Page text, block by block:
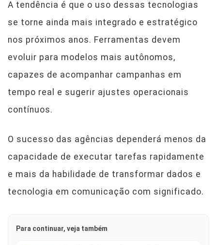
A tendência é que o uso dessas tecnologias
se torne ainda mais integrado e estratégico
nos próximos anos. Ferramentas devem
evoluir para modelos mais autônomos,
capazes de acompanhar campanhas em
tempo real e sugerir ajustes operacionais
contínuos.
O sucesso das agências dependerá menos da
capacidade de executar tarefas rapidamente
e mais da habilidade de transformar dados e
tecnologia em comunicação com significado.
Para continuar, veja também